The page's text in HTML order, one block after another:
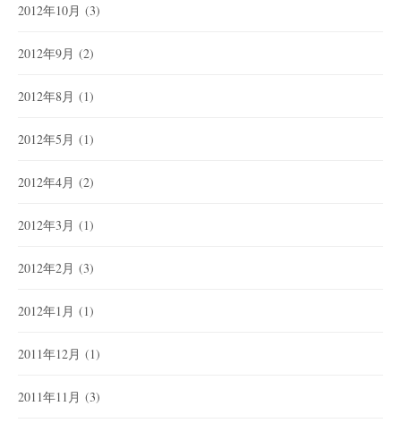
2012年10月 (3)
2012年9月 (2)
2012年8月 (1)
2012年5月 (1)
2012年4月 (2)
2012年3月 (1)
2012年2月 (3)
2012年1月 (1)
2011年12月 (1)
2011年11月 (3)